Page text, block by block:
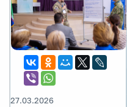
27.03.2026